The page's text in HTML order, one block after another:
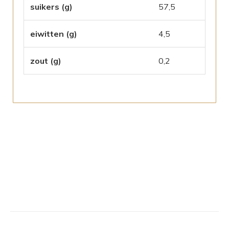
suikers (g) 57,5
eiwitten (g) 4,5
zout (g) 0,2